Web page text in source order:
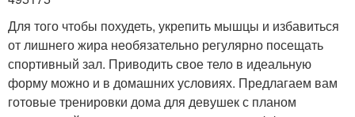
Для того чтобы похудеть, укрепить мышцы и избавиться
от лишнего жира необязательно регулярно посещать
спортивный зал. Приводить свое тело в идеальную
форму можно и в домашних условиях. Предлагаем вам
готовые тренировки дома для девушек с планом